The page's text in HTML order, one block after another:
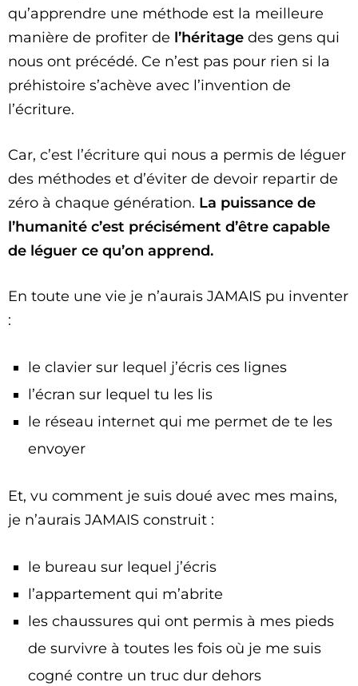
qu’apprendre une méthode est la meilleure
manière de profiter de l’héritage des gens qui
nous ont précédé. Ce n’est pas pour rien si la
préhistoire s’achève avec l’invention de
l’écriture.
Car, c’est l’écriture qui nous a permis de léguer
des méthodes et d’éviter de devoir repartir de
zéro à chaque génération. La puissance de
l’humanité c’est précisément d’être capable
de léguer ce qu’on apprend.
En toute une vie je n’aurais JAMAIS pu inventer
:
le clavier sur lequel j’écris ces lignes
l’écran sur lequel tu les lis
le réseau internet qui me permet de te les
envoyer
Et, vu comment je suis doué avec mes mains,
je n’aurais JAMAIS construit :
le bureau sur lequel j’écris
l’appartement qui m’abrite
les chaussures qui ont permis à mes pieds
de survivre à toutes les fois où je me suis
cogné contre un truc dur dehors